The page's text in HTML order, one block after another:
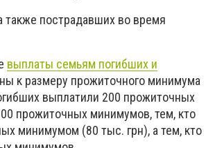
также пострадавших во время
выплаты семьям погибших и
к размеру прожиточного минимума
выплатили 200 прожиточных
прожиточных минимумов, тем, кто
минимумом (80 тыс. грн), а тем, кто